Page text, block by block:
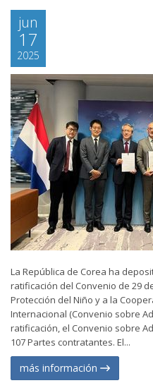
jun
17
2025
La República de Corea ha
ratificación del Convenio de 29
Protección del Niño y a la
Internacional (Convenio sobre
ratificación, el Convenio sobre
107 Partes contratantes. El...
más información